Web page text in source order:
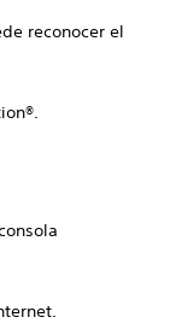
reconocer el